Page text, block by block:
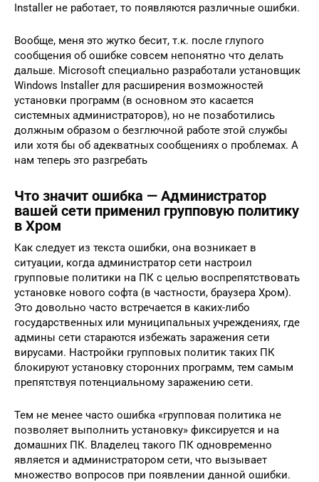
Installer не работает, то появляются различные ошибки.
Вообще, меня это жутко бесит, т.к. после глупого
сообщения об ошибке совсем непонятно что делать
дальше. Microsoft специально разработали установщик
Windows Installer для расширения возможностей
установки программ (в основном это касается
системных администраторов), но не позаботились
должным образом о безглючной работе этой службы
или хотя бы об адекватных сообщениях о проблемах. А
нам теперь это разгребать
Что значит ошибка — Администратор
вашей сети применил групповую политику
в Хром
Как следует из текста ошибки, она возникает в
ситуации, когда администратор сети настроил
групповые политики на ПК с целью воспрепятствовать
установке нового софта (в частности, браузера Хром).
Это довольно часто встречается в каких-либо
государственных или муниципальных учреждениях, где
админы сети стараются избежать заражения сети
вирусами. Настройки групповых политик таких ПК
блокируют установку сторонних программ, тем самым
препятствуя потенциальному заражению сети.
Тем не менее часто ошибка «групповая политика не
позволяет выполнить установку» фиксируется и на
домашних ПК. Владелец такого ПК одновременно
является и администратором сети, что вызывает
множество вопросов при появлении данной ошибки.